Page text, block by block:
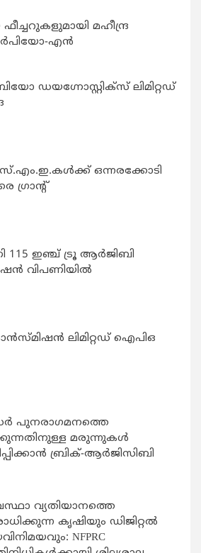
മഹീന്ദ്ര
എൻ
ഡയഗ്നോസ്റ്റിക്സ് ലിമിറ്റഡ്
ഒന്നരക്കോടി
ഗ്രാന്റ്
ഇഞ്ച് ട്രൂ ആർജിബി
വിപണിയിൽ
ലിമിറ്റഡ് ഐപിഒ
പുനരാഗമനത്തെ
മരുന്നുകള്‍
ബ്രിക്-ആര്‍ജിസിബി
വ്യതിയാനത്തെ
കൃഷിയും ഡിജിറ്റൽ
NFPRC